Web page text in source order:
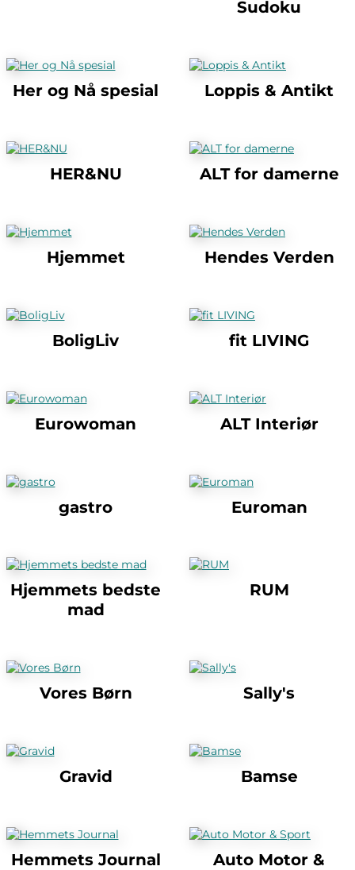
Sudoku
Her og Nå spesial Loppis & Antikt
HER&NU ALT for damerne
Hjemmet Hendes Verden
BoligLiv fit LIVING
Eurowoman ALT Interiør
gastro Euroman
Hjemmets bedste
mad
RUM
Vores Børn Sally's
Gravid Bamse
Hemmets Journal Auto Motor &